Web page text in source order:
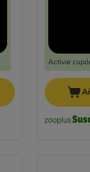
Activar